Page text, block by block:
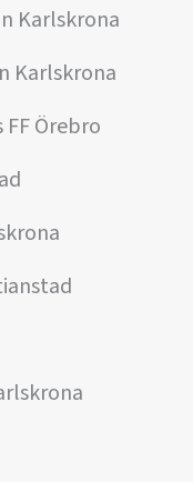
Karlskrona
Karlskrona
Örebro